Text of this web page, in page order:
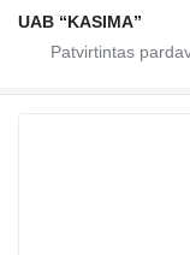
UAB “KASIMA”